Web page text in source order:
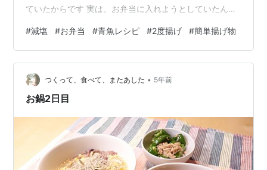
ていたからです 実は、お弁当に入れようとしていたんで
結局夫には出さず（お弁当には入れず）日の目を見ずに
私の胃袋とゴミ箱に収まっていた・・・。 当時は、調理
用の温度計がなくて、思えば180度よりかなり低い温度で
揚げていたのかもしないと思います。 最近、調理用の温
度計を買ったのもあり、再チャレンジです。 とはいえ、
#減塩 #お弁当 #青魚レシピ #2度揚げ #簡単揚げ物
つくって、食べて、またあした • 5年前
お鍋2日目